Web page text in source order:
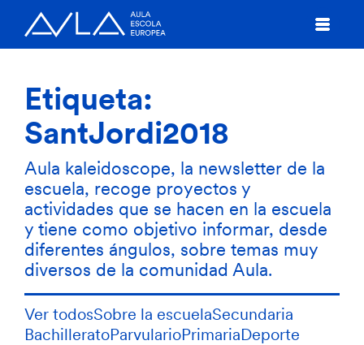
Etiqueta:
SantJordi2018
Aula kaleidoscope, la newsletter de la
escuela, recoge proyectos y
actividades que se hacen en la escuela
y tiene como objetivo informar, desde
diferentes ángulos, sobre temas muy
diversos de la comunidad Aula.
Ver todosSobre la escuelaSecundaria
BachilleratoParvularioPrimariaDeporte